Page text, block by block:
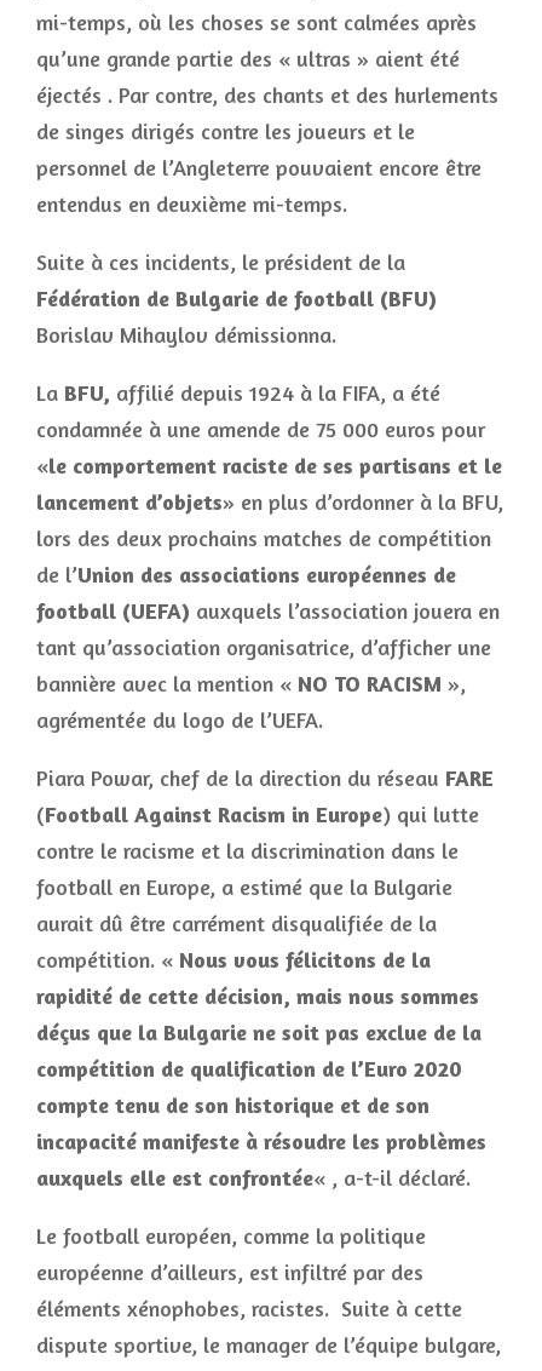
mi-temps, où les choses se sont calmées après
qu’une grande partie des « ultras » aient été
éjectés . Par contre, des chants et des hurlements
de singes dirigés contre les joueurs et le
personnel de l’Angleterre pouvaient encore être
entendus en deuxième mi-temps.
Suite à ces incidents, le président de la
Fédération de Bulgarie de football (BFU)
Borislav Mihaylov démissionna.
La BFU, affilié depuis 1924 à la FIFA, a été
condamnée à une amende de 75 000 euros pour
«le comportement raciste de ses partisans et le
lancement d’objets» en plus d’ordonner à la BFU,
lors des deux prochains matches de compétition
de l’Union des associations européennes de
football (UEFA) auxquels l’association jouera en
tant qu’association organisatrice, d’afficher une
bannière avec la mention « NO TO RACISM »,
agrémentée du logo de l’UEFA.
Piara Powar, chef de la direction du réseau FARE
(Football Against Racism in Europe) qui lutte
contre le racisme et la discrimination dans le
football en Europe, a estimé que la Bulgarie
aurait dû être carrément disqualifiée de la
compétition. « Nous vous félicitons de la
rapidité de cette décision, mais nous sommes
déçus que la Bulgarie ne soit pas exclue de la
compétition de qualification de l’Euro 2020
compte tenu de son historique et de son
incapacité manifeste à résoudre les problèmes
auxquels elle est confrontée« , a-t-il déclaré.
Le football européen, comme la politique
européenne d’ailleurs, est infiltré par des
éléments xénophobes, racistes. Suite à cette
dispute sportive, le manager de l’équipe bulgare,